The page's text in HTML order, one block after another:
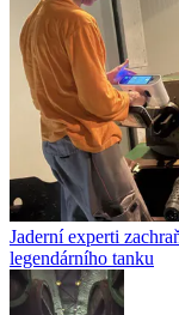
Jaderní experti
legendárního tanku